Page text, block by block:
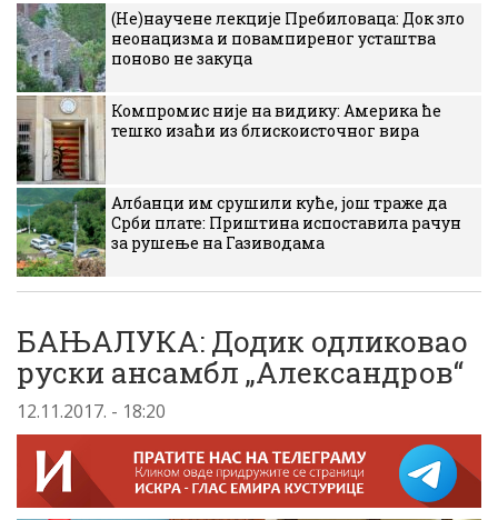
(Не)научене лекције Пребиловаца: Док зло
неонацизма и повампиреног усташтва
поново не закуца
Компромис није на видику: Америка ће
тешко изаћи из блискоисточног вира
Албанци им срушили куће, још траже да
Срби плате: Приштина испоставила рачун
за рушење на Газиводама
БАЊАЛУКА: Додик одликовао
руски ансамбл „Александров“
12.11.2017. - 18:20